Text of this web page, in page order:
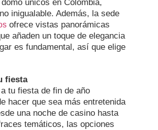
únicos en Colombia,
inigualable. Además, la sede
ofrece vistas panorámicas
añaden un toque de elegancia
es fundamental, así que elige
fiesta
tu fiesta de fin de año
hacer que sea más entretenida
una noche de casino hasta
temáticos, las opciones